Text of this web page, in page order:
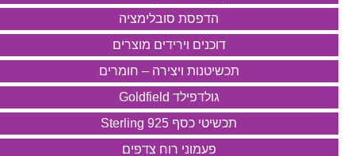
הדפסת סובלימציה
דוכנים וירידים מוצרים
תכשיטנות ויצירה – חומרים
גולדפילד Goldfield
תכשיטי כסף 925 Sterling
פעמוני רוח צדפים